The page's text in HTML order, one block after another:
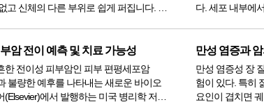
고 신체의 다른 부위로 쉽게 퍼집니다. 이
다. 세포 내부에서 DNA가 손상되면 재앙을 초래할 수 있으며, 특히
노는...
암 전이 예측 및 치료 가능성
한 전이성 피부암인 피부 편평세포암
불량한 예후를 나타내는 새로운 바이오
에서 발행하는 미국 병리학 저널
만성 염증과
만성 염증성 장
험이 있다. 특히
요인이 겹치면